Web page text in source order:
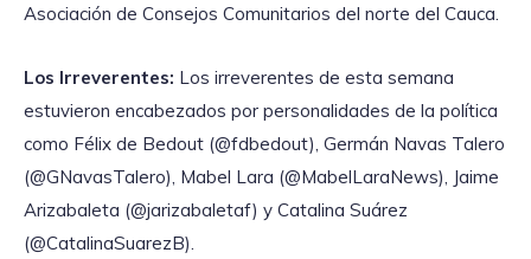
Asociación de Consejos Comunitarios del norte del Cauca.
Los Irreverentes: Los irreverentes de esta semana
estuvieron encabezados por personalidades de la política
como Félix de Bedout (@fdbedout), Germán Navas Talero
(@GNavasTalero), Mabel Lara (@MabelLaraNews), Jaime
Arizabaleta (@jarizabaletaf) y Catalina Suárez
(@CatalinaSuarezB).